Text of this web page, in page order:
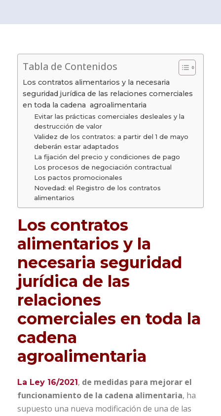
Tabla de Contenidos
Los contratos alimentarios y la necesaria
seguridad jurídica de las relaciones comerciales
en toda la cadena agroalimentaria
Evitar las prácticas comerciales desleales y la
destrucción de valor
Validez de los contratos: a partir del 1 de mayo
deberán estar adaptados
La fijación del precio y condiciones de pago
Los procesos de negociación contractual
Los pactos promocionales
Novedad: el Registro de los contratos
alimentarios
Los contratos
alimentarios y la
necesaria seguridad
jurídica de las
relaciones
comerciales en toda la
cadena
agroalimentaria
La Ley 16/2021, de medidas para mejorar el
funcionamiento de la cadena alimentaria, ha
supuesto una nueva modificación de una de las